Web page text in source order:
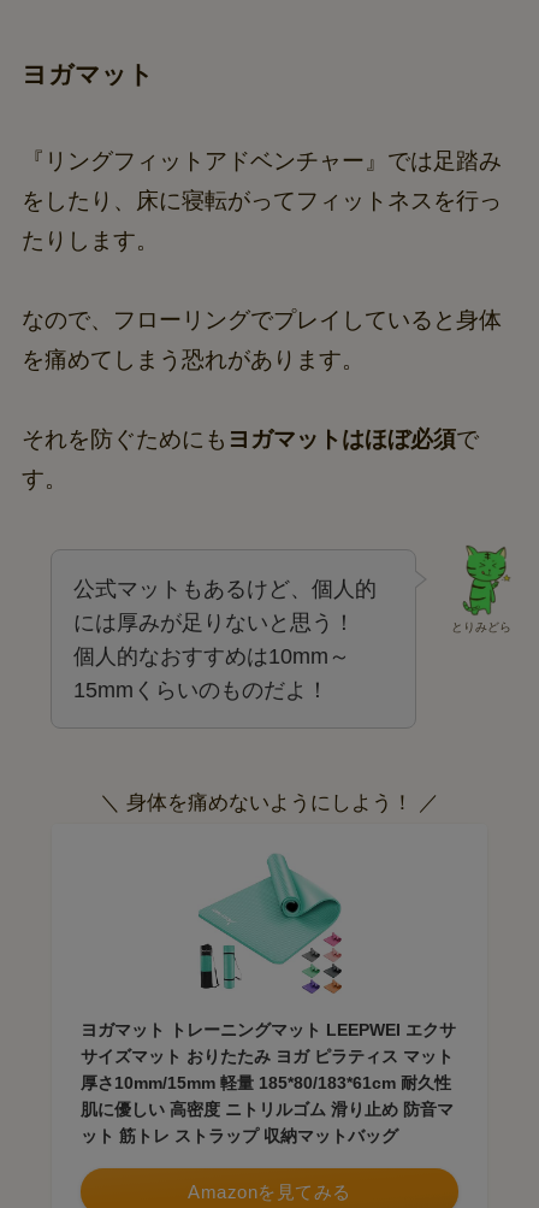
ヨガマット
『リングフィットアドベンチャー』では足踏み
をしたり、床に寝転がってフィットネスを行っ
たりします。
なので、フローリングでプレイしていると身体
を痛めてしまう恐れがあります。
それを防ぐためにも ヨガマットはほぼ必須で
す。
とりみどら
公式マットもあるけど、個人的
には厚みが足りないと思う！
個人的なおすすめは10mm～
15mmくらいのものだよ！
＼ 身体を痛めないようにしよう！ ／
ヨガマット トレーニングマット LEEPWEI エクサ
サイズマット おりたたみ ヨガ ピラティス マット
厚さ10mm/15mm 軽量 185*80/183*61cm 耐久性
肌に優しい 高密度 ニトリルゴム 滑り止め 防音マ
ット 筋トレ ストラップ 収納マットバッグ
Amazonを見てみる